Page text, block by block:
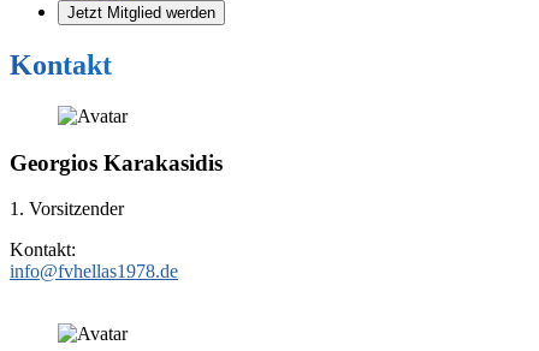
Jetzt Mitglied werden
Kontakt
Georgios Karakasidis
1. Vorsitzender
Kontakt:
info@fvhellas1978.de